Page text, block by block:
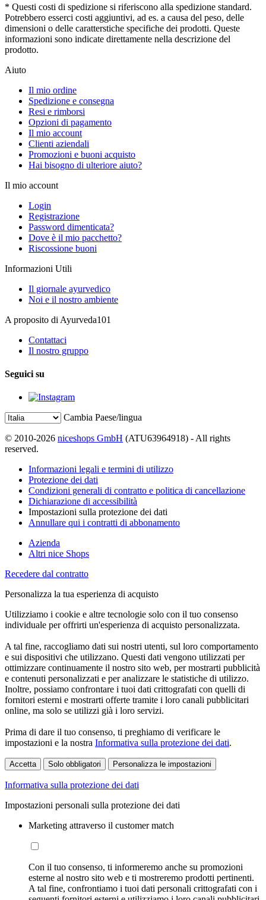
* Questi costi di spedizione si riferiscono alla spedizione standard.
Potrebbero esserci costi aggiuntivi, ad es. a causa del peso, delle
dimensioni o delle caratterstiche specifiche dei prodotti. Queste
informazioni sono indicate direttamente nella descrizione del
prodotto.
Aiuto
Il mio ordine
Spedizione e consegna
Resi e rimborsi
Opzioni di pagamento
Il mio account
Clienti aziendali
Promozioni e buoni acquisto
Hai bisogno di ulteriore aiuto?
Il mio account
Login
Registrazione
Password dimenticata?
Dove è il mio pacchetto?
Riscossione buoni
Informazioni Utili
Il giornale ayurvedico
Noi e il nostro ambiente
A proposito di Ayurveda101
Contattaci
Il nostro gruppo
Seguici su
Cambia Paese/lingua
© 2010-2026 niceshops GmbH (ATU63964918) - All rights
reserved.
Informazioni legali e termini di utilizzo
Protezione dei dati
Condizioni generali di contratto e politica di cancellazione
Dichiarazione di accessibilità
Impostazioni sulla protezione dei dati
Annullare qui i contratti di abbonamento
Azienda
Altri nice Shops
Recedere dal contratto
Personalizza la tua esperienza di acquisto
Utilizziamo i cookie e altre tecnologie solo con il tuo consenso
individuale per offrirti un'esperienza di acquisto personalizzata.
A tal fine, raccogliamo dati sui nostri utenti, sul loro comportamento
e sui dispositivi che utilizzano. Questi dati vengono utilizzati per
ottimizzare continuamente il nostro sito web, per mostrarti pubblicità
e contenuti personalizzati e per analizzare le statistiche di utilizzo.
Inoltre, possiamo confrontare i tuoi dati crittografati con quelli di
fornitori esterni e mostrarti offerte tramite i loro canali pubblicitari
online, ma solo se utilizzi già i loro servizi.
Prima di dare il tuo consenso, ti preghiamo di verificare le
impostazioni e la nostra Informativa sulla protezione dei dati.
Accetta Solo obbligatori Personalizza le impostazioni
Informativa sulla protezione dei dati
Impostazioni personali sulla protezione dei dati
Marketing attraverso il customer match
Con il tuo consenso, ti informeremo anche su promozioni
esterne al nostro sito web e ti mostreremo prodotti pertinenti.
A tal fine, confrontiamo i tuoi dati personali crittografati con i